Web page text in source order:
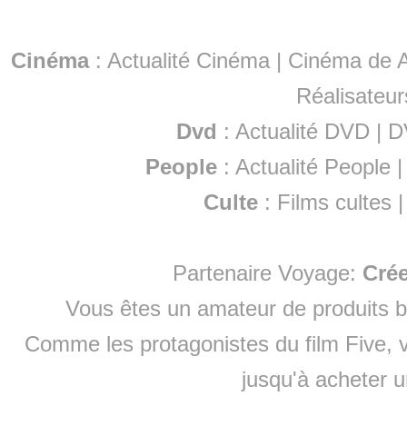
Cinéma: Actualité Cinéma | Cinéma de
Dvd : Actualité DVD |
People :Actualité People
Culte : Films cultes
Partenaire Voyage:
Vous êtes un amateur de produits
Comme les protagonistes du film Five,
jusqu'à acheter